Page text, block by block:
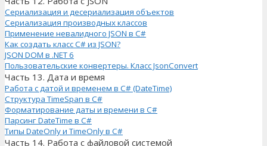
Сериализация и десериализация объектов
Сериализация производных классов
Применение невалидного JSON в C#
Как создать класс C# из JSON?
JSON DOM в .NET 6
Пользовательские конвертеры. Класс JsonConvert
Часть 13. Дата и время
Работа с датой и временем в C# (DateTime)
Структура TimeSpan в C#
Форматирование даты и времени в C#
Парсинг DateTime в C#
Типы DateOnly и TimeOnly в C#
Часть 14. Работа с файловой системой